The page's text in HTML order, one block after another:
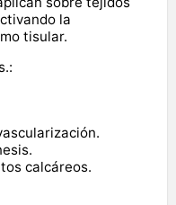
la
tisular.
calcáreos.